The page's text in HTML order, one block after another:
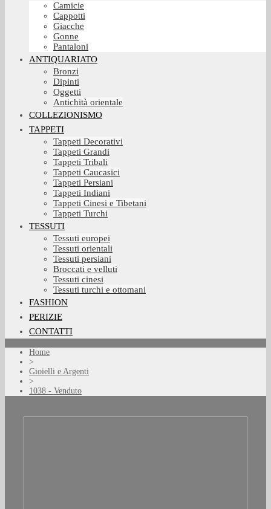
Camicie
Cappotti
Giacche
Gonne
Pantaloni
ANTIQUARIATO
Bronzi
Dipinti
Oggetti
Antichità orientale
COLLEZIONISMO
TAPPETI
Tappeti Decorativi
Tappeti Grandi
Tappeti Tribali
Tappeti Caucasici
Tappeti Persiani
Tappeti Indiani
Tappeti Cinesi e Tibetani
Tappeti Turchi
TESSUTI
Tessuti europei
Tessuti orientali
Tessuti persiani
Broccati e velluti
Tessuti cinesi
Tessuti turchi e ottomani
FASHION
PERIZIE
CONTATTI
Home
>
Gioielli e Argenti
>
1038 - Venduto